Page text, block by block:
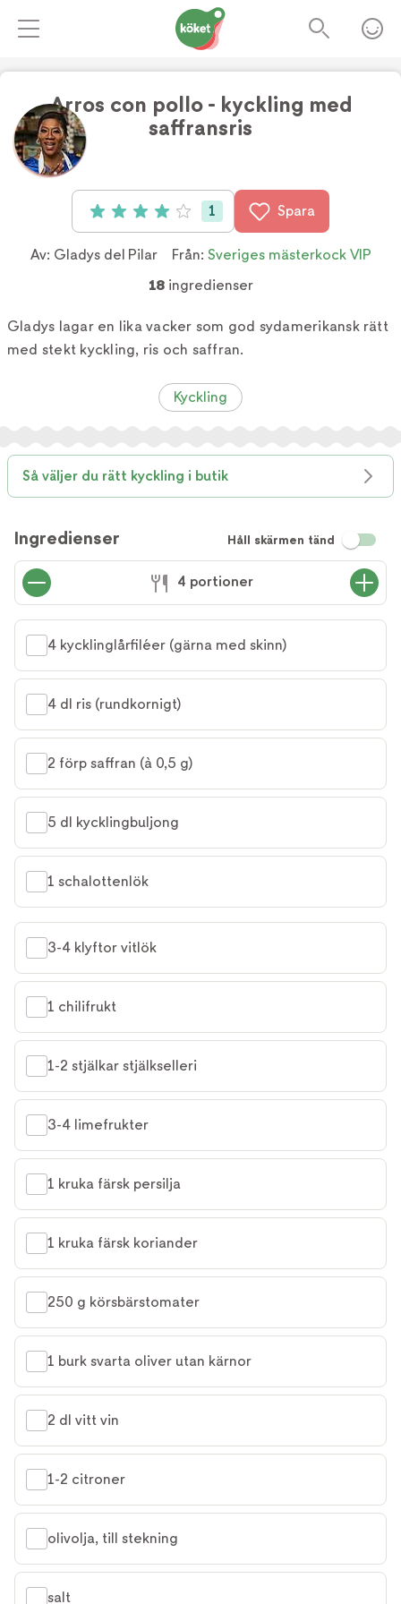
Arros con pollo - kyckling med
saffransris
Betyg: 4 av 5 (1 röster)
1 Spara
Av: Gladys del Pilar Från: Sveriges mästerkock VIP
18ingredienser
Gladys lagar en lika vacker som god sydamerikansk rätt
med stekt kyckling, ris och saffran.
Kyckling
Så väljer du rätt kyckling i butik
Ingredienser Håll skärmen tänd
4 portioner
4 kycklinglårfiléer (gärna med skinn)
4 dl ris (rundkornigt)
2 förp saffran (à 0,5 g)
5 dl kycklingbuljong
1 schalottenlök
3-4 klyftor vitlök
1 chilifrukt
1-2 stjälkar stjälkselleri
3-4 limefrukter
1 kruka färsk persilja
1 kruka färsk koriander
250 g körsbärstomater
1 burk svarta oliver utan kärnor
2 dl vitt vin
1-2 citroner
olivolja, till stekning
salt